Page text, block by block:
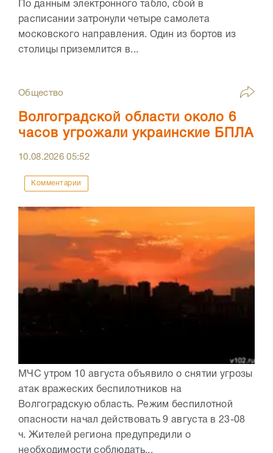
По данным электронного табло, сбой в
расписании затронули четыре самолета
московского направления. Один из бортов из
столицы приземлится в...
Общество
Волгоградской области около 6
часов угрожали украинские БПЛА
10.08.202605:52
Комментарии
МЧС утром 10 августа объявило о снятии угрозы
атак вражеских беспилотников на
Волгоградскую область. Режим беспилотной
опасности начал действовать 9 августа в 23-08
ч. Жителей региона предупредили о
необходимости соблюдать...